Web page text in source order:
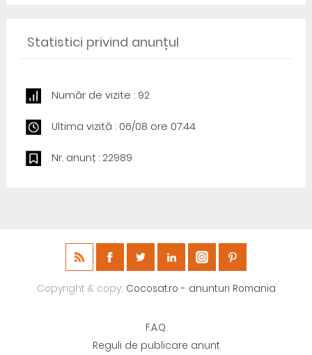
Statistici privind anunțul
Număr de vizite : 92
Ultima vizită : 06/08 ore 07:44
Nr. anunț : 22989
Copyright & copy; Cocosat.ro - anunturi Romania
F.A.Q.
Reguli de publicare anunt